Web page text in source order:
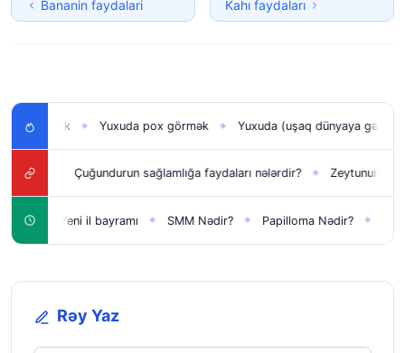
Bananin faydalari Kahı faydaları
Yuxuda pox görmək ◆ Yuxuda (uşaq dünyaya gətirmək)
Çuğundurun sağlamlığa faydaları nələrdir? ◆ Zeytunun faydaları
Yeni il bayramı ◆ SMM Nədir? ◆ Papilloma Nədir? ◆
Rəy Yaz